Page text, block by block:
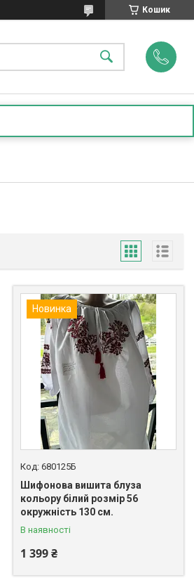
Кошик
Новинка
680125Б
Шифонова вишита блуза
кольору білий розмір 56
окружність 130 см.
В наявності
1 399 ₴